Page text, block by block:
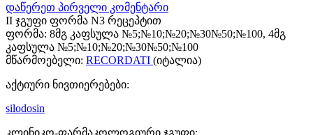
დაწერეთ პირველი კომენტარი
II ჯგუფი ფორმა N3 რეცეპტით
ფორმა: 8მგ კაფსულა №5;№10;№20;№30№50;№100, 4მგ
კაფსულა №5;№10;№20;№30№50;№100
მწარმოებელი: RECORDATI (იტალია)
აქტიური ნივთიერებები:
silodosin
კლინიკო-ფარმაკოლოგიური ჯგუფი: